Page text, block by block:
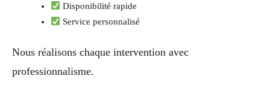
Disponibilité rapide
Service personnalisé
Nous réalisons chaque intervention avec
professionnalisme.